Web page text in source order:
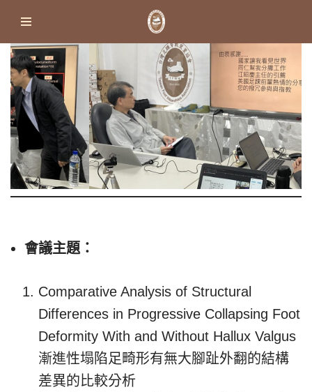
to
content
會議主題：
Comparative Analysis of Structural
Differences in Progressive Collapsing Foot
Deformity With and Without Hallux Valgus
漸進性塌陷足畸形有無大腳趾外翻的結構
差異的比較分析